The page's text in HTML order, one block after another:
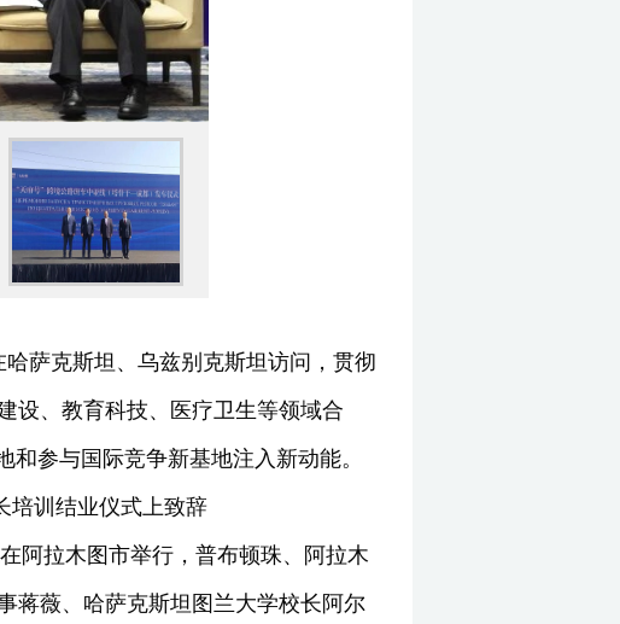
萨克斯坦、乌兹别克斯坦访问，贯彻
设、教育科技、医疗卫生等领域合
参与国际竞争新基地注入新动能。
培训结业仪式上致辞
阿拉木图市举行，普布顿珠、阿拉木
蒋薇、哈萨克斯坦图兰大学校长阿尔